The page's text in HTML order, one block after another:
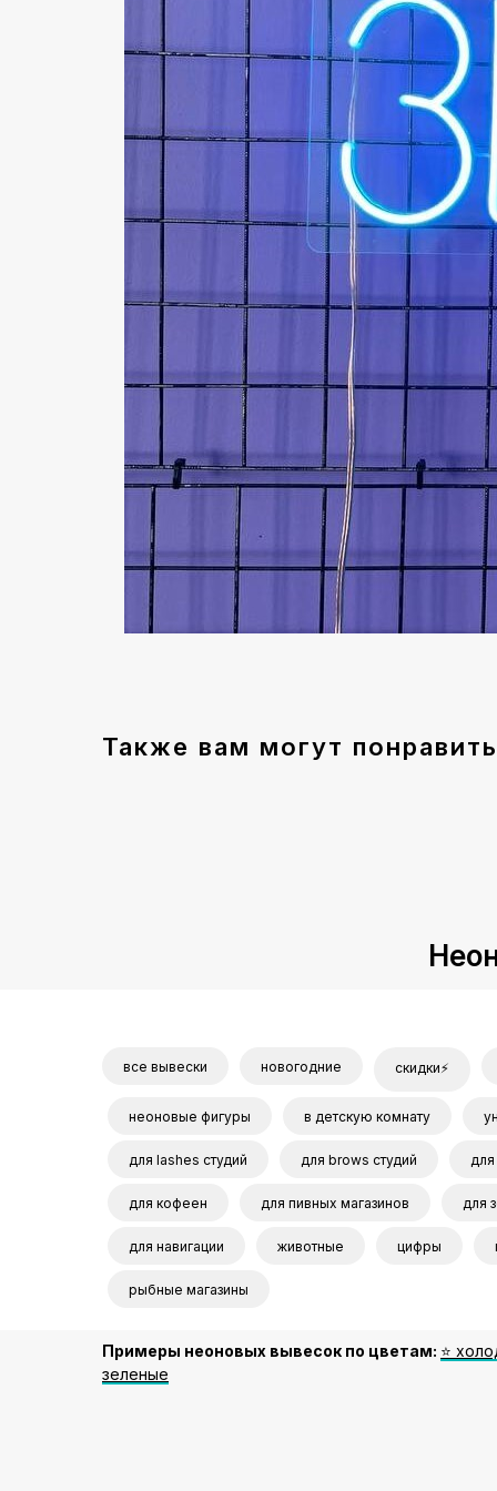
Также вам могут
все вывески новогодние скидки⚡
неоновые фигуры в детскую комнату
для lashes студий для brows студий
для кофеен для пивных магазинов для
для навигации животные цифры
рыбные магазины
Примеры неоновых вывесок по цветам: ⭐️
зеленые